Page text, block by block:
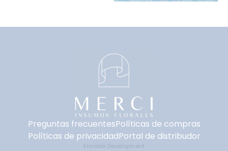
Preguntas frecuentesPolíticas de compras
Políticas de privacidadPortal de distribudor
Ennoble Development